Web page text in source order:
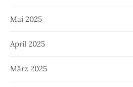
Mai 2025
April 2025
März 2025